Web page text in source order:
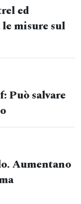
ed
misure sul
Può salvare
Aumentano